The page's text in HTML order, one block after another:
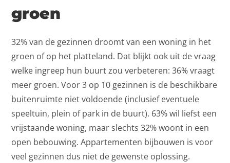
groen
32% van de gezinnen droomt van een woning in het
groen of op het platteland. Dat blijkt ook uit de vraag
welke ingreep hun buurt zou verbeteren: 36% vraagt
meer groen. Voor 3 op 10 gezinnen is de beschikbare
buitenruimte niet voldoende (inclusief eventuele
speeltuin, plein of park in de buurt). 63% wil liefst een
vrijstaande woning, maar slechts 32% woont in een
open bebouwing. Appartementen bijbouwen is voor
veel gezinnen dus niet de gewenste oplossing.